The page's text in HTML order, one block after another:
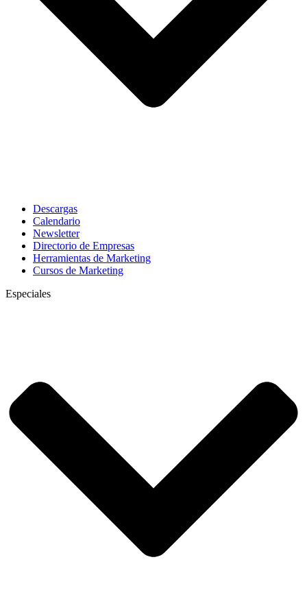
Descargas
Calendario
Newsletter
Directorio de Empresas
Herramientas de Marketing
Cursos de Marketing
Especiales